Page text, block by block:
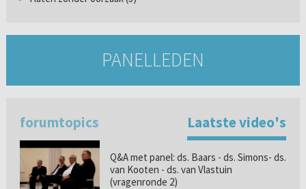
PANELLEDEN
forumtopics Laatste video's
Q&A met panel: ds. Baars - ds. Simons- ds.
van Kooten - ds. van Vlastuin
(vragenronde 2)